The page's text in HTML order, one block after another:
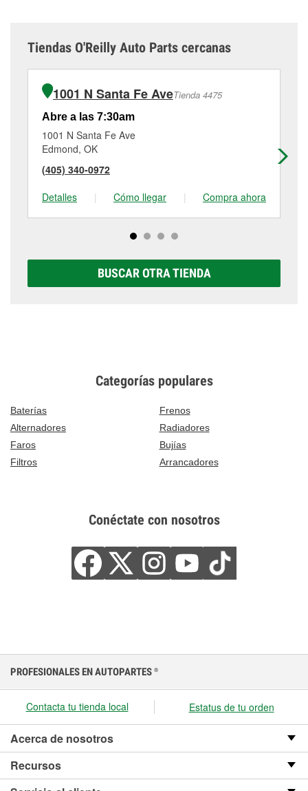
Tiendas O'Reilly Auto Parts cercanas
1001 N Santa Fe AveTienda 4475
Abre a las 7:30am
1001 N Santa Fe Ave
Edmond, OK
(405) 340-0972
Detalles
| Cómo llegar | Compra ahora
BUSCAR OTRA TIENDA
Categorías populares
Baterías
Frenos
Alternadores
Radiadores
Faros
Bujías
Filtros
Arrancadores
Conéctate con nosotros
PROFESIONALES EN AUTOPARTES ®
Contacta tu tienda local Estatus de tu orden
Acerca de nosotros
Recursos